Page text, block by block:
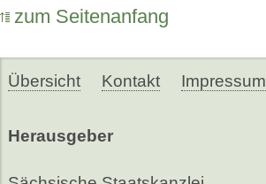
zum Seitenanfang
Übersicht Kontakt Impressum
Herausgeber